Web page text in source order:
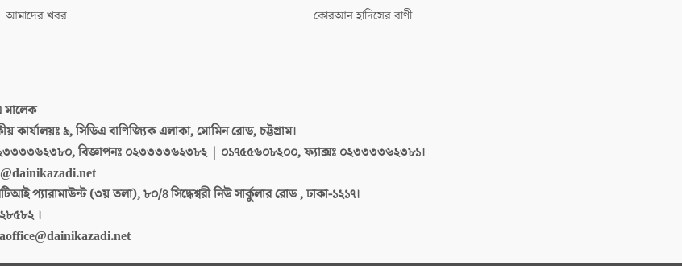
আমাদের খবর
কোরআন হাদিসের বাণী
কার্যালয়ঃ৯, সিডিএ বাণিজ্যিক এলাকা, মোমিন রোড, চট্টগ্রাম।
বিজ্ঞাপনঃ ০২৩৩৩৩৬২৩৮২ | ০১৭৫৫৬০৮২০০, ফ্যাক্সঃ ০২৩৩৩৩৬২৩৮১।
প্যারামাউন্ট (৩য় তলা), ৮০/৪ সিদ্ধেশ্বরী নিউ সার্কুলার রোড , ঢাকা-১২১৭।
।